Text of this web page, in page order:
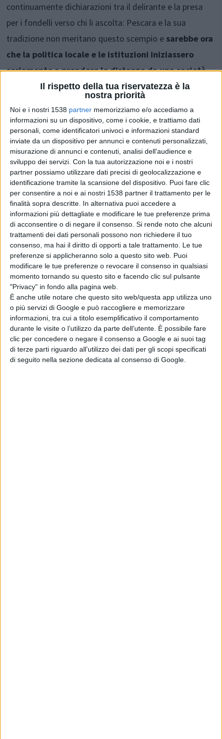
Il rispetto della tua riservatezza è la
nostra priorità
Noi e i nostri 1538 partner memorizziamo e/o accediamo a
informazioni su un dispositivo, come i cookie, e trattiamo dati
personali, come identificatori univoci e informazioni standard
inviate da un dispositivo per annunci e contenuti personalizzati,
misurazione di annunci e contenuti, analisi dell'audience e
sviluppo dei servizi. Con la tua autorizzazione noi e i nostri
partner possiamo utilizzare dati precisi di geolocalizzazione e
identificazione tramite la scansione del dispositivo. Puoi fare clic
per consentire a noi e ai nostri 1538 partner il trattamento per le
finalità sopra descritte. In alternativa puoi accedere a
informazioni più dettagliate e modificare le tue preferenze prima
di acconsentire o di negare il consenso. Si rende noto che alcuni
trattamenti dei dati personali possono non richiedere il tuo
consenso, ma hai il diritto di opporti a tale trattamento. Le tue
preferenze si applicheranno solo a questo sito web. Puoi
modificare le tue preferenze o revocare il consenso in qualsiasi
momento tornando su questo sito e facendo clic sul pulsante
"Privacy" in fondo alla pagina web.
È anche utile notare che questo sito web/questa app utilizza uno
o più servizi di Google e può raccogliere e memorizzare
informazioni, tra cui a titolo esemplificativo il comportamento
durante le visite o l’utilizzo da parte dell’utente. È possibile fare
clic per concedere o negare il consenso a Google e ai suoi tag
di terze parti riguardo all’utilizzo dei dati per gli scopi specificati
di seguito nella sezione dedicata al consenso di Google.
continuamente dichiarazioni tra il delirante e la presa
per i fondelli verso chi li ascolta: Pescara e la sua
tradizione non meritano questo scempio e sarebbe ora
che la politica locale e le istituzioni iniziassero
seriamente a prendere le distanze da una società
che non ha a cuore l’ambiente biancazzurro, ma
. Una città che vuole crescere, che
inaugura musei, organizza manifestazioni di caratura
nazionale, invita ospiti illustri, perché deve continuare a
sopportare questa penosa caduta verso il basso, senza
che i suoi più alti rappresentanti intervengano?
Mentre noi non ci interessiamo più da parecchio tempo
di fare commenti tecnici (a che pro?), ci sono alcuni
“Profeti” ben vestiti e dal fare forbito che invece si
ostinano a disquisire di schemi e metodi. Gliele
lasciamo volentieri queste inutili e dannose bazzecole,
che possono ingannare gli amici e i lacchè, ma non più i
veri tifosi, che nella migliore delle ipotesi commentano
sui social con ironia. Va detto che questi reggi
microfono non potrebbero fare altrimenti, rinchiusi nei
loro recinti prezzolati e vicini alla Sebastianese per
motivi presumibilmente economici.